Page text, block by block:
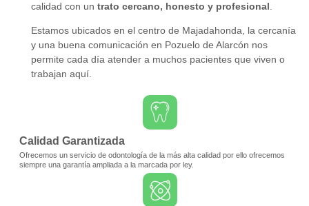
calidad con un trato cercano, honesto y profesional
Estamos ubicados en el centro de Majadahonda, la cercanía
y una buena comunicación en Pozuelo de Alarcón nos
permite cada día atender a muchos pacientes que viven o
trabajan aquí.
Calidad Garantizada
Ofrecemos un servicio de odontología de la más alta calidad por ello ofrecemos
siempre una garantía ampliada a la marcada por ley.